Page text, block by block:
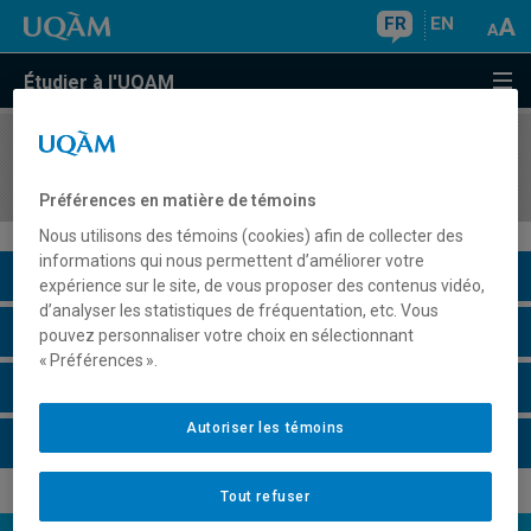
FR EN
Étudier à l'UQAM
COURS//
Description du cours
Horaire - Été 2026
Préférences en matière de témoins
Nous utilisons des témoins (cookies) afin de collecter des
informations qui nous permettent d’améliorer votre
expérience sur le site, de vous proposer des contenus vidéo,
d’analyser les statistiques de fréquentation, etc. Vous
pouvez personnaliser votre choix en sélectionnant
« Préférences ».
Tout refuser
Autoriser les témoins